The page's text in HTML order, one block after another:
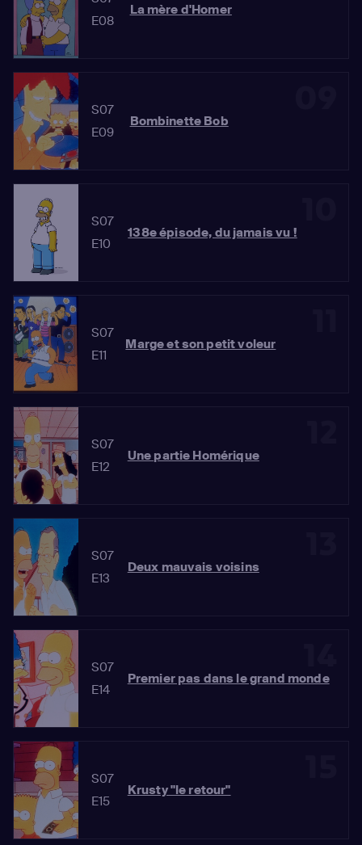
E08
La mère d'Homer
S07
E09
Bombinette Bob
S07
E10
138e épisode, du jamais vu !
S07
E11
Marge et son petit voleur
S07
E12
Une partie Homérique
S07
E13
Deux mauvais voisins
S07
E14
Premier pas dans le grand monde
S07
E15
Krusty "le retour"